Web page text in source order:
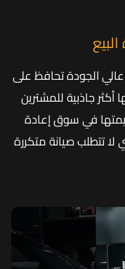
عالي الجودة تحافظ على
جاذبية للمشترين
في سوق إعادة
لا تتطلب صيانة متكررة